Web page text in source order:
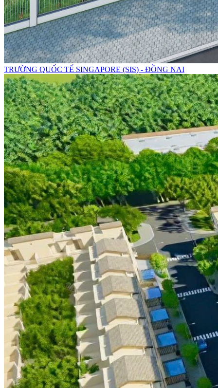
TRƯỜNG QUỐC TẾ SINGAPORE (SIS) - ĐỒNG NAI